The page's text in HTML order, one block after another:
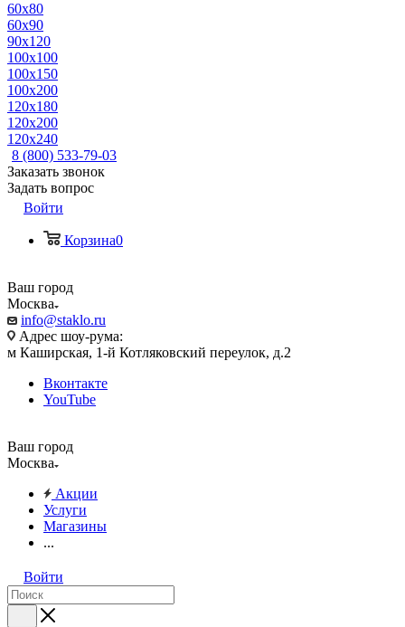
60x80
60x90
90x120
100x100
100x150
100x200
120x180
120x200
120x240
8 (800) 533-79-03
Заказать звонок
Задать вопрос
Войти
Корзина0
Ваш город
Москва
info@staklo.ru
Адрес шоу-рума:
м Каширская, 1-й Котляковский переулок, д.2
Вконтакте
YouTube
Ваш город
Москва
Акции
Услуги
Магазины
...
Войти